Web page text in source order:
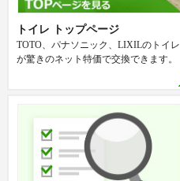
トイレ トップページ
TOTO、パナソニック、LIXILのトイレ
が驚きのネット特価で交換できます。